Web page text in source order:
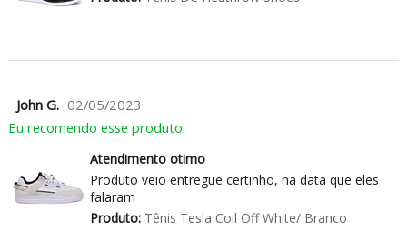
John G. 02/05/2023
Eu recomendo esse produto.
Atendimento otimo
Produto veio entregue certinho, na data que eles
falaram
Produto:Tênis Tesla Coil Off White/ Branco